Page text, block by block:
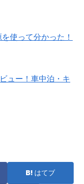
使って分かった！
ュー！車中泊・キ
はてブ